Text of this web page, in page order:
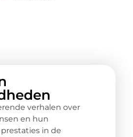
verhalen over
en hun
in de